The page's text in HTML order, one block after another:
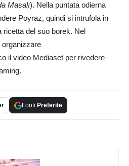
Masalı). Nella puntata odierna
Poyraz, quindi si intrufola in
del suo borek. Nel
il video Mediaset per rivedere
Fonti Preferite